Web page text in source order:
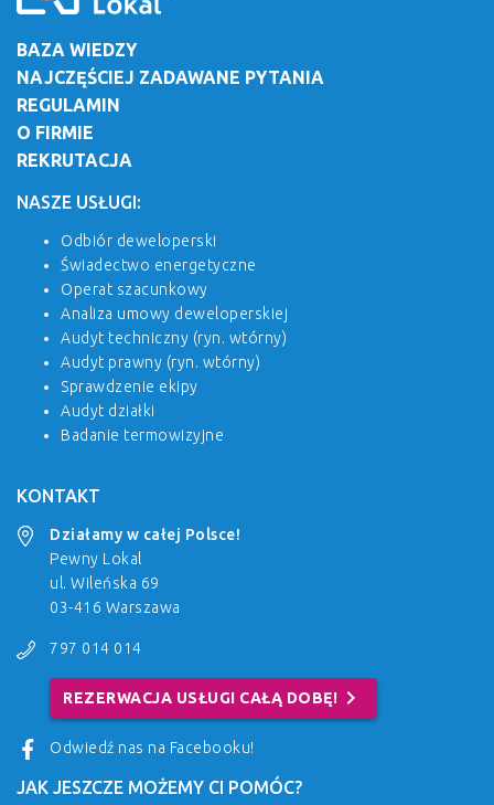
BAZA WIEDZY
NAJCZĘŚCIEJ ZADAWANE PYTANIA
REGULAMIN
O FIRMIE
REKRUTACJA
NASZE USŁUGI:
Odbiór deweloperski
Świadectwo energetyczne
Operat szacunkowy
Analiza umowy deweloperskiej
Audyt techniczny (ryn. wtórny)
Audyt prawny (ryn. wtórny)
Sprawdzenie ekipy
Audyt działki
Badanie termowizyjne
KONTAKT
Działamy w całej Polsce!
Pewny Lokal
ul. Wileńska 69
03-416 Warszawa
797 014 014
REZERWACJA USŁUGI CAŁĄ DOBĘ! chevron_right
Odwiedź nas na Facebooku!
JAK JESZCZE MOŻEMY CI POMÓC?